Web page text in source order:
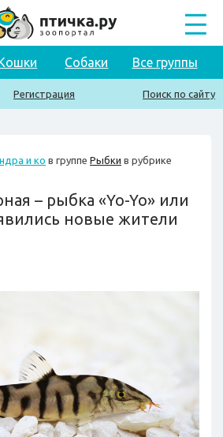
Собаки Все группы
Регистрация Поиск по сайту
и ко в группе Рыбки в рубрике
– рыбка «Yo-Yo» или
новые жители